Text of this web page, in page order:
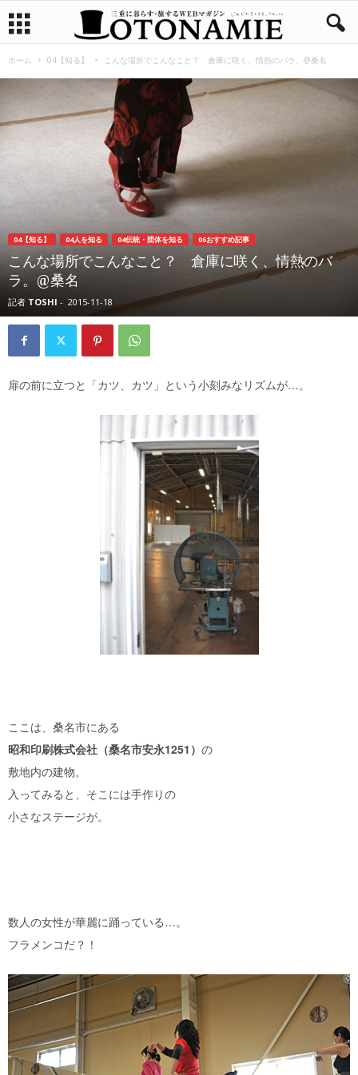
ホーム 04【知る】 こんな場所でこんなこと？ 倉庫に咲く、情熱のバラ。@桑名
04【知る】 04人を知る 04伝統・団体を知る 06おすすめ記事
こんな場所でこんなこと？ 倉庫に咲く、情熱のバ
ラ。@桑名
記者 TOSHI - 2015-11-18
扉の前に立つと「カツ、カツ」という小刻みなリズムが…。
ここは、桑名市にある
昭和印刷株式会社（桑名市安永1251） の
敷地内の建物。
入ってみると、そこには手作りの
小さなステージが。
数人の女性が華麗に踊っている…。
フラメンコだ？！